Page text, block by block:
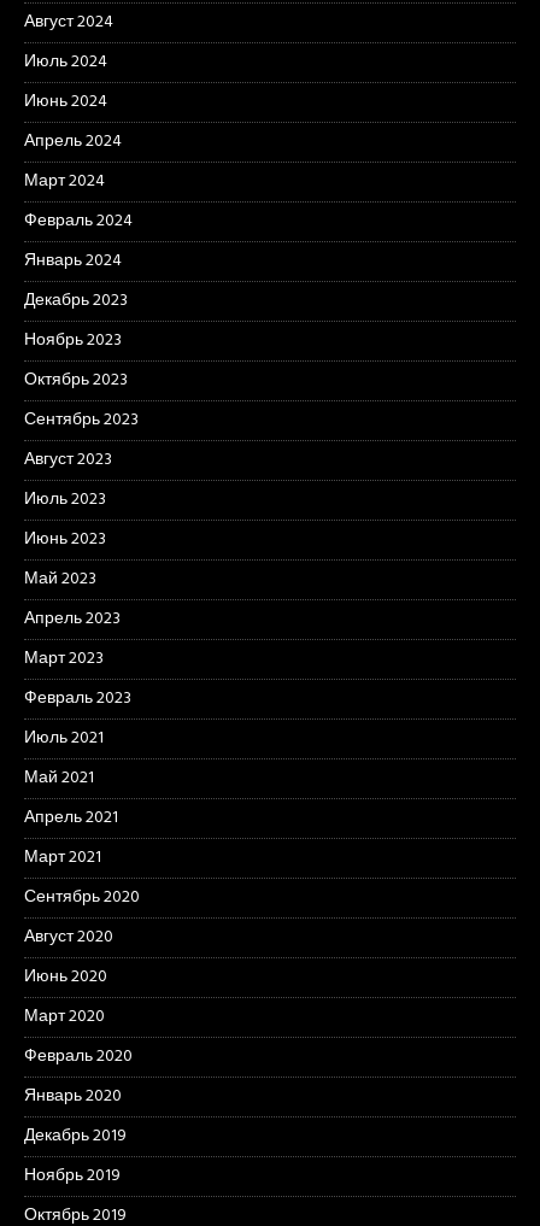
Август 2024
Июль 2024
Июнь 2024
Апрель 2024
Март 2024
Февраль 2024
Январь 2024
Декабрь 2023
Ноябрь 2023
Октябрь 2023
Сентябрь 2023
Август 2023
Июль 2023
Июнь 2023
Май 2023
Апрель 2023
Март 2023
Февраль 2023
Июль 2021
Май 2021
Апрель 2021
Март 2021
Сентябрь 2020
Август 2020
Июнь 2020
Март 2020
Февраль 2020
Январь 2020
Декабрь 2019
Ноябрь 2019
Октябрь 2019